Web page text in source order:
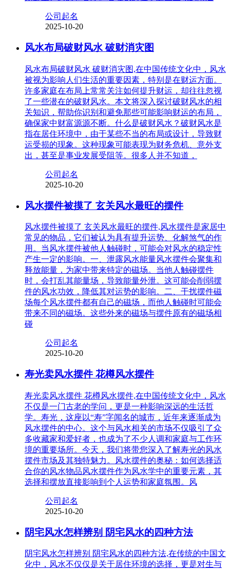
公司起名
2025-10-20
风水布局破财风水 破财消灾图
风水布局破财风水 破财消灾图,在中国传统文化中，风水
被视为影响人们生活的重要因素，特别是在财运方面。
许多家庭在布局上常常关注如何提升财运，却往往忽视
了一些潜在的破财风水。本文将深入探讨破财风水的相
关知识，帮助你识别和避免那些可能影响财运的布局，
确保家中财富源源不断。什么是破财风水？破财风水是
指在居住环境中，由于某些不当的布局或设计，导致财
运受损的现象。这种现象可能表现为财务危机、意外支
出，甚至是事业发展受阻等。很多人并不知道，
公司起名
2025-10-20
风水摆件被摸了 玄关风水最旺的摆件
风水摆件被摸了 玄关风水最旺的摆件,风水摆件是家居中
常见的物品，它们被认为具有提升运势、化解煞气的作
用。当风水摆件被他人触碰时，可能会对风水的稳定性
产生一定的影响。一、泄露风水能量风水摆件会聚集和
释放能量，为家中带来特定的磁场。当他人触碰摆件
时，会打乱其能量场，导致能量外泄。这可能会削弱摆
件的风水功效，降低其对运势的影响。二、干扰摆件磁
场每个风水摆件都有自己的磁场，而他人触碰时可能会
带来不同的磁场。这些外来的磁场与摆件原有的磁场相
碰
公司起名
2025-10-20
寿光卖风水摆件 花樽风水摆件
寿光卖风水摆件 花樽风水摆件,在中国传统文化中，风水
不仅是一门古老的学问，更是一种影响深远的生活哲
学。寿光，这座以“寿”字闻名的城市，近年来逐渐成为
风水摆件的中心。这个与风水相关的市场不仅吸引了众
多收藏家和爱好者，也成为了不少人调和家庭与工作环
境的重要场所。今天，我们将带您深入了解寿光的风水
摆件市场及其独特魅力。风水摆件的奥秘：如何选择适
合你的风水物品风水摆件作为风水学中的重要元素，其
选择和摆放直接影响到个人运势和家庭氛围。风
公司起名
2025-10-20
阴宅风水怎样辨别 阴宅风水的四种方法
阴宅风水怎样辨别 阴宅风水的四种方法,在传统的中国文
化中，风水不仅仅是关于居住环境的选择，更是对生与